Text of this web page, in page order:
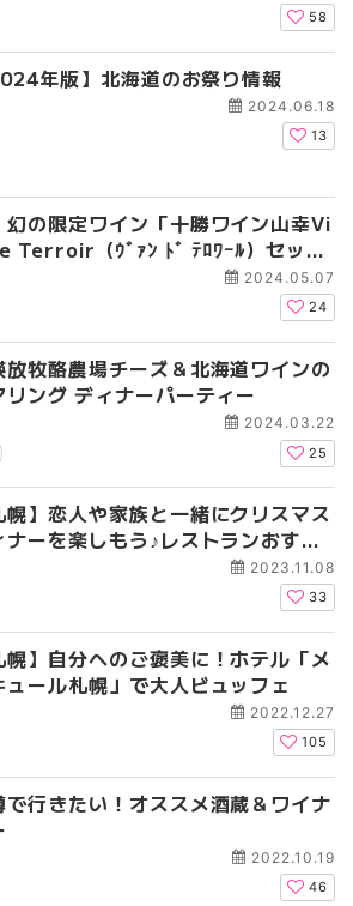
58
年版】北海道のお祭り情報
2024.06.18
13
幻の限定ワイン「十勝ワイン山幸Vi
Terroir（ｳﾞｧﾝ ﾄﾞ ﾃﾛﾜｰﾙ）セット
」が発掘！？しかも買える？2024.05.07
24
放牧酪農場チーズ＆北海道ワインの
リング ディナーパーティー
2024.03.22
25
幌】恋人や家族と一緒にクリスマス
ナーを楽しもう♪レストランおすす
2023.11.08
33
幌】自分へのご褒美に！ホテル「メ
ュール札幌」で大人ビュッフェ
2022.12.27
105
で行きたい！オススメ酒蔵＆ワイナ
2022.10.19
46